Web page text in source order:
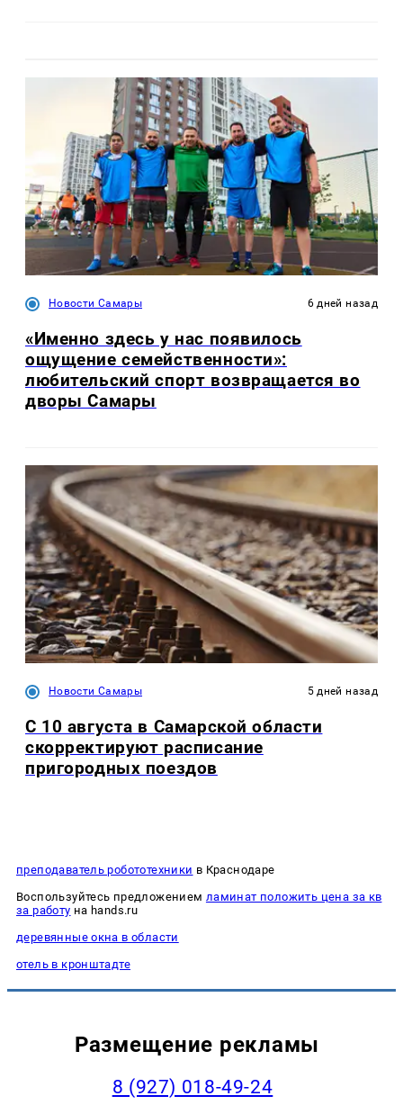
Новости Самары 6 дней назад
«Именно здесь у нас появилось
ощущение семейственности»:
любительский спорт возвращается во
дворы Самары
Новости Самары 5 дней назад
С 10 августа в Самарской области
скорректируют расписание
пригородных поездов
преподаватель робототехники в Краснодаре
Воспользуйтесь предложением ламинат положить цена за кв
за работу на hands.ru
деревянные окна в области
отель в кронштадте
Размещение рекламы
8 (927) 018-49-24